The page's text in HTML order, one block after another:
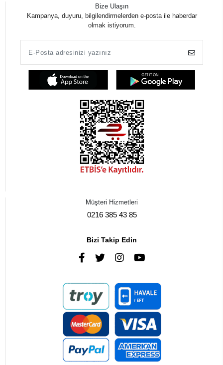
Bize Ulaşın
Kampanya, duyuru, bilgilendirmelerden e-posta ile haberdar
olmak istiyorum.
Müşteri Hizmetleri
0216 385 43 85
Bizi Takip Edin